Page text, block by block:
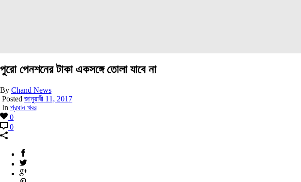
পুরো পেনশনের টাকা একসঙ্গে তোলা যাবে না
By Chand News
Posted জানুয়ারী 11, 2017
In প্রধান খবর
0
0